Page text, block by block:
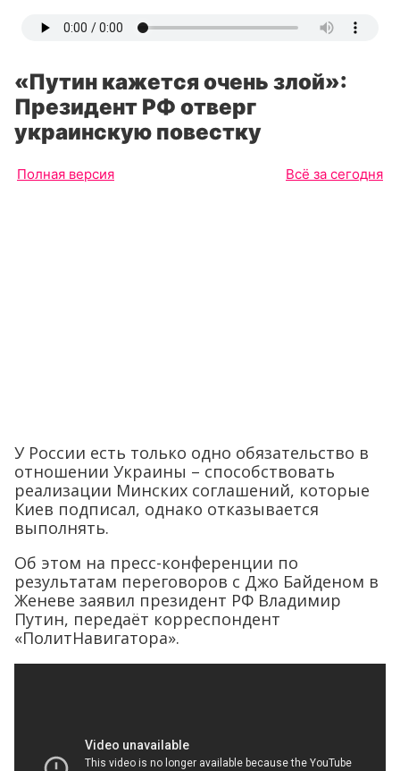
«Путин кажется очень злой»:
Президент РФ отверг
украинскую повестку
Полная версия Всё за сегодня
У России есть только одно обязательство в
отношении Украины – способствовать
реализации Минских соглашений, которые
Киев подписал, однако отказывается
выполнять.
Об этом на пресс-конференции по
результатам переговоров с Джо Байденом в
Женеве заявил президент РФ Владимир
Путин, передаёт корреспондент
«ПолитНавигатора».